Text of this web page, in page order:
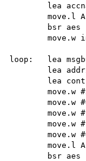
lea
move.l
        bsr aes
move.w
loop:   lea
lea
lea
move.w
move.w
move.w
move.w
move.w
move.l
        bsr aes